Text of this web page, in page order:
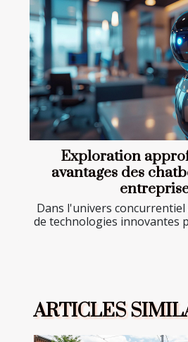
Exploration
avantages des
Dans l'univers
de technologies innovantes
ARTICLES